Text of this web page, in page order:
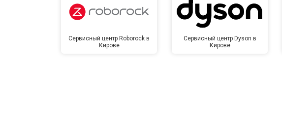
Сервисный центр Roborock в
Кирове
Сервисный центр Dyson в
Кирове